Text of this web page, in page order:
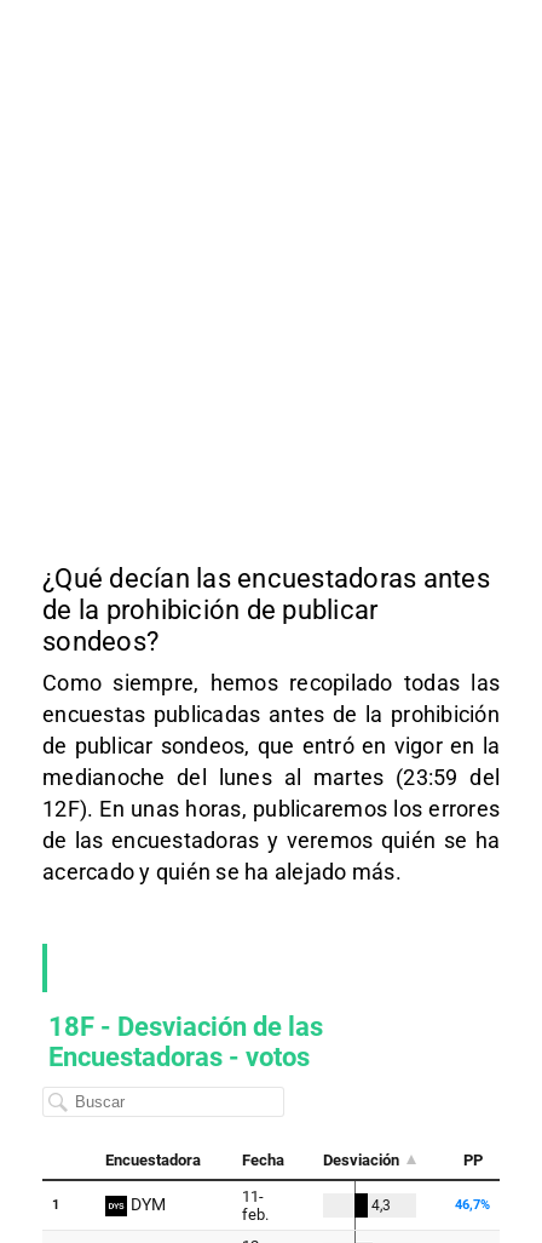
¿Qué decían las encuestadoras antes
de la prohibición de publicar
sondeos?
Como siempre, hemos recopilado todas las
encuestas publicadas antes de la prohibición
de publicar sondeos, que entró en vigor en la
medianoche del lunes al martes (23:59 del
12F). En unas horas, publicaremos los errores
de las encuestadoras y veremos quién se ha
acercado y quién se ha alejado más.